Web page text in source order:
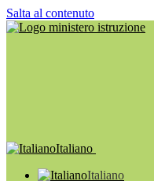
Salta al contenuto
Italiano
Italiano